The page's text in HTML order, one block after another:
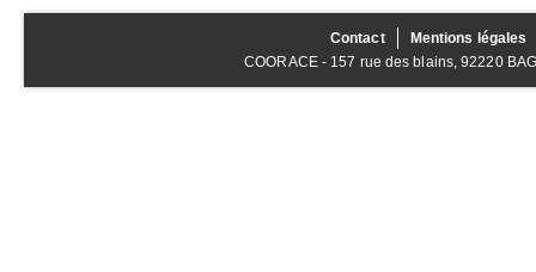
Contact
Mentions légales
COORACE - 157 rue des blains, 92220